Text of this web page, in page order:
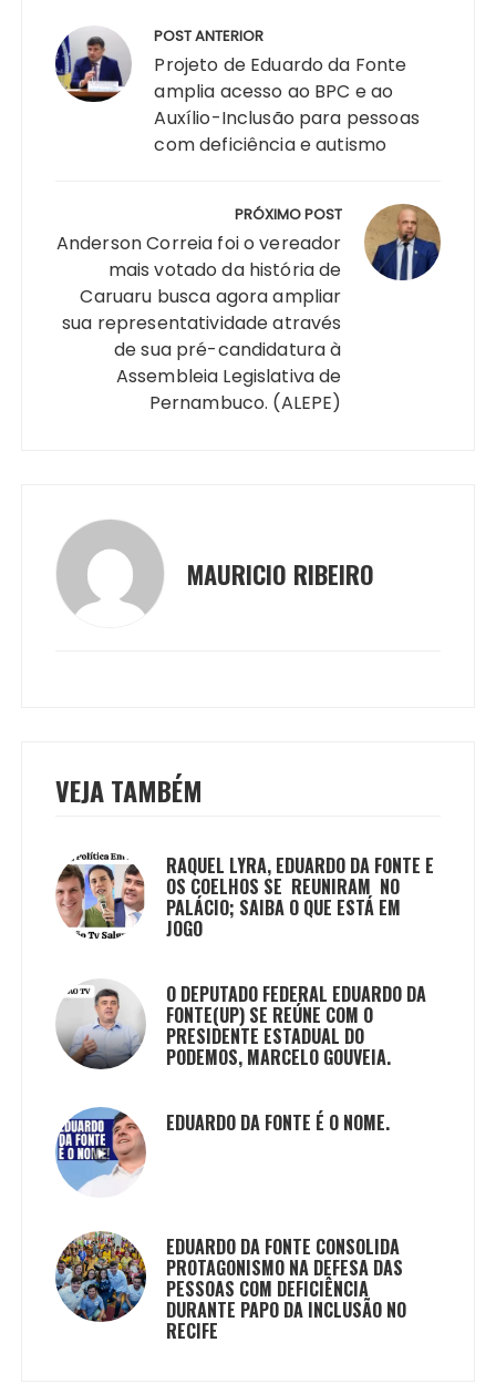
ts
A
p
e
b
o
s
e
n
g
y
Li
n
k
re
st dI
n
r r
a
m
Post
POST ANTERIOR
Projeto de Eduardo da Fonte
amplia acesso ao BPC e ao
Auxílio-Inclusão para pessoas
com deficiência e autismo
PRÓXIMO POST
Anderson Correia foi o vereador
mais votado da história de
Caruaru busca agora ampliar
sua representatividade através
de sua pré-candidatura à
Assembleia Legislativa de
Pernambuco. (ALEPE)
MAURICIO RIBEIRO
VEJA TAMBÉM
RAQUEL LYRA, EDUARDO DA FONTE E
OS COELHOS SE REUNIRAM NO
PALÁCIO; SAIBA O QUE ESTÁ EM
JOGO
O DEPUTADO FEDERAL EDUARDO DA
FONTE(UP) SE REÚNE COM O
PRESIDENTE ESTADUAL DO
PODEMOS, MARCELO GOUVEIA.
EDUARDO DA FONTE É O NOME.
EDUARDO DA FONTE CONSOLIDA
PROTAGONISMO NA DEFESA DAS
PESSOAS COM DEFICIÊNCIA
DURANTE PAPO DA INCLUSÃO NO
RECIFE